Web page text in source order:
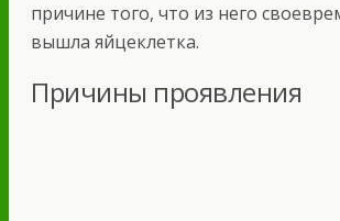
причине того, что из него
вышла яйцеклетка.
Причины проявления